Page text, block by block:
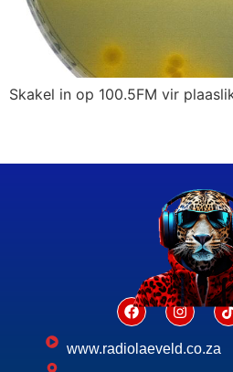
Skakel in op 100.5FM vir
www.radiolaeveld.co.za